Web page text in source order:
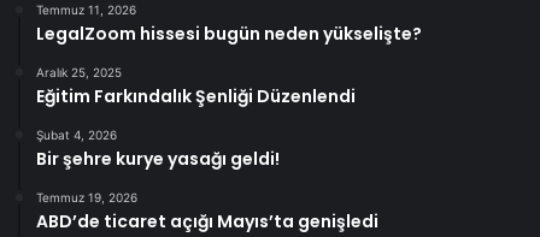
Temmuz 11, 2026
LegalZoom hissesi bugün neden yükselişte?
Aralık 25, 2025
Eğitim Farkındalık Şenliği Düzenlendi
Şubat 4, 2026
Bir şehre kurye yasağı geldi!
Temmuz 19, 2026
ABD’de ticaret açığı Mayıs’ta genişledi